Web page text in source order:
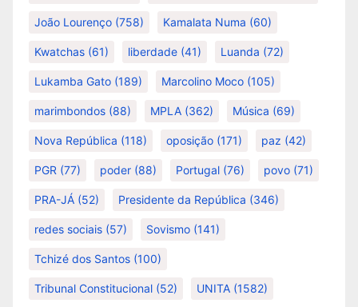
João Lourenço (758) Kamalata Numa (60)
Kwatchas (61) liberdade (41) Luanda (72)
Lukamba Gato (189) Marcolino Moco (105)
marimbondos (88) MPLA (362) Música (69)
Nova República (118) oposição (171) paz (42)
PGR (77) poder (88) Portugal (76) povo (71)
PRA-JÁ (52) Presidente da República (346)
redes sociais (57) Sovismo (141)
Tchizé dos Santos (100)
Tribunal Constitucional (52) UNITA (1582)